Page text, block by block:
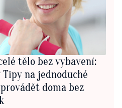
tělo bez vybavení:
na jednoduché
doma bez